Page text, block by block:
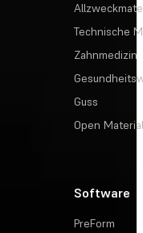
Technische
Zahnmedizin
Guss
Open
Software
PreForm